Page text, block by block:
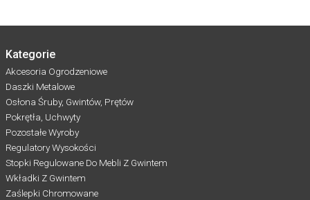
Kategorie
Akcesoria Ogrodzeniowe
Daszki Metalowe
Osłona Śruby, Gwintów, Prętów
Pokrętła, Uchwyty
Pozostałe Wyroby
Regulatory Wysokości
Stopki Regulowane Do Mebli Z Gwintem
Wkładki Z Gwintem
Zaślepki Chromowane